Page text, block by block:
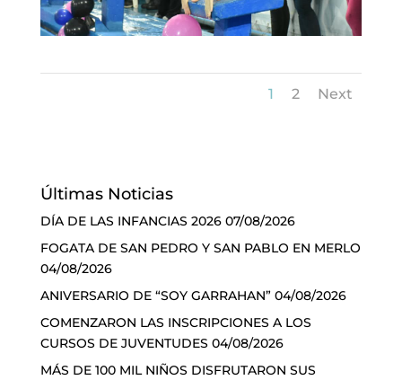
1 2 Next
Últimas Noticias
DÍA DE LAS INFANCIAS 2026 07/08/2026
FOGATA DE SAN PEDRO Y SAN PABLO EN MERLO
04/08/2026
ANIVERSARIO DE “SOY GARRAHAN” 04/08/2026
COMENZARON LAS INSCRIPCIONES A LOS
CURSOS DE JUVENTUDES 04/08/2026
MÁS DE 100 MIL NIÑOS DISFRUTARON SUS